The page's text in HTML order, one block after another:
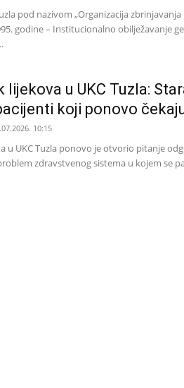
pod nazivom „Organizacija
godine – Institucionalno obilježavanje
lijekova u UKC Tuzla:
koji ponovo
10:15
u UKC Tuzla ponovo je otvorio pitanje
zdravstvenog sistema u kojem se